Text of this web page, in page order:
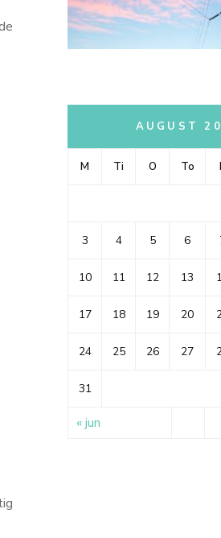
AUGUST
M Ti O To
3 4 5 6
10 11 12 13
17 18 19 20
24 25 26 27
31
« jun